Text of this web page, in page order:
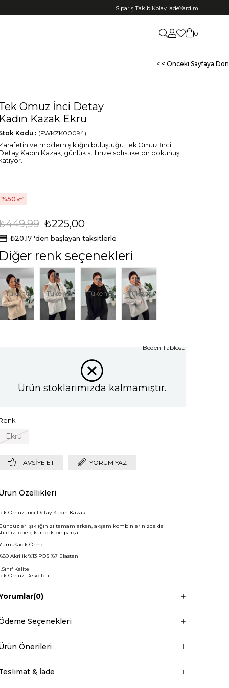
Sipariş TakibiKolay İadeYardım
0
< < Önceki Sayfaya Dön
Omuz İnci Detay
Kadın Kazak Ekru
(FWKZK00094)
Kodu
ve modern şıklığın buluştuğu Tek Omuz İnci
Kadın Kazak, günlük stilinize sofistike bir dokunuş
katıyor.
50
₺225,00
₺20,17 'den başlayan taksitlerle
Diğer renk seçenekleri
Tükendi Tükendi Tükendi Tükendi
Ürün stoklarımızda kalmamıştır.
Ekru
Beden Tablosu
TAVSIYE ET YORUM YAZ
Özellikleri
Omuz İnci Detay Kadın Kazak
şıklığınızı tamamlarken, akşam kombinlerinizde de
öne çıkaracak bir parça
Örme
Akrilik %13 POS %7 Elastan
Kalite
Omuz Dekolteli
Balıkçı Yaka
Boy:63cm
Göğüs: 130cm
Bel: 120cm
Boy 1.68 cm
(0)
Seçenekleri
Önerileri
& İade